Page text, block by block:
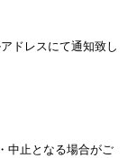
ドレスにて通知致し
中止となる場合がご